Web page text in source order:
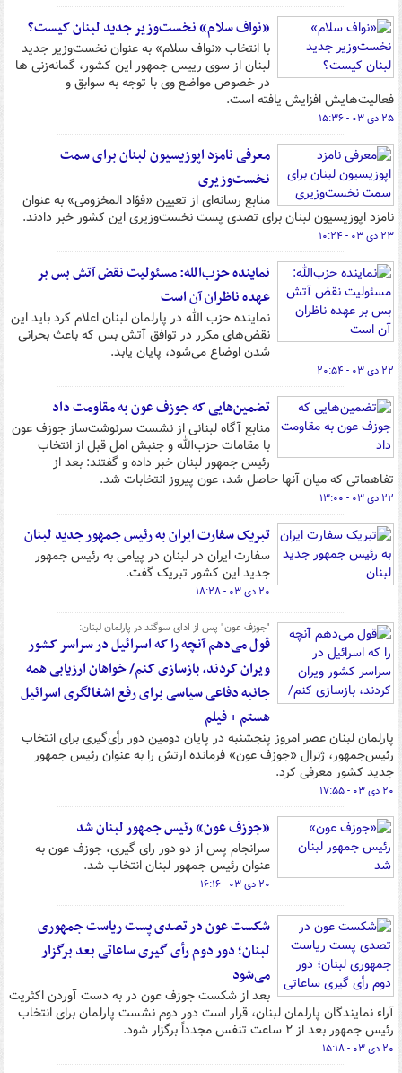
«نواف سلام» نخست‌وزیر جدید لبنان کیست؟
با انتخاب «نواف سلام» به عنوان نخست‌وزیر جدید
لبنان از سوی رییس جمهور این کشور، گمانه‌زنی ها
در خصوص مواضع وی با توجه به سوابق و
فعالیت‌هایش افزایش یافته است.
۲۵ دی ۰۳ - ۱۵:۳۶
معرفی نامزد اپوزیسیون لبنان برای سمت
نخست‌وزیری
منابع رسانه‌ای از تعیین «فؤاد المخزومی» به عنوان
نامزد اپوزیسیون لبنان برای تصدی پست نخست‌وزیری این کشور خبر دادند.
۲۳ دی ۰۳ - ۱۰:۲۴
نماینده حزب‌الله: مسئولیت نقض آتش بس بر
عهده ناظران آن است
نماینده حزب الله در پارلمان لبنان اعلام کرد باید این
نقض‌های مکرر در توافق آتش بس که باعث بحرانی
شدن اوضاع می‌شود، پایان یابد.
۲۲ دی ۰۳ - ۲۰:۵۴
تضمین‌هایی که جوزف عون به مقاومت داد
منابع آگاه لبنانی از نشست سرنوشت‌ساز جوزف عون
با مقامات حزب‌الله و جنبش امل قبل از انتخاب
رئیس جمهور لبنان خبر داده و گفتند: بعد از
تفاهماتی که میان آنها حاصل شد، عون پیروز انتخابات شد.
۲۲ دی ۰۳ - ۱۳:۰۰
تبریک سفارت ایران به رئیس جمهور جدید لبنان
سفارت ایران در لبنان در پیامی به رئیس جمهور
جدید این کشور تبریک گفت.
۲۰ دی ۰۳ - ۱۸:۲۸
"جوزف عون" پس از ادای سوگند در پارلمان لبنان:
قول می‌دهم آنچه را که اسرائیل در سراسر کشور
ویران کردند، بازسازی کنم/ خواهان ارزیابی همه
جانبه دفاعی سیاسی برای رفع اشغالگری اسرائیل
هستم + فیلم
پارلمان لبنان عصر امروز پنجشنبه در پایان دومین دور رأی‌گیری برای انتخاب
رئیس‌جمهور، ژنرال «جوزف عون» فرمانده ارتش را به عنوان رئیس جمهور
جدید کشور معرفی کرد.
۲۰ دی ۰۳ - ۱۷:۵۵
«جوزف عون» رئیس جمهور لبنان شد
سرانجام پس از دو دور رای گیری، جوزف عون به
عنوان رئیس جمهور لبنان انتخاب شد.
۲۰ دی ۰۳ - ۱۶:۱۶
شکست عون در تصدی پست ریاست جمهوری
لبنان؛ دور دوم رأی گیری ساعاتی بعد برگزار
می‌شود
بعد از شکست جوزف عون در به دست آوردن اکثریت
آراء نمایندگان پارلمان لبنان، قرار است دور دوم نشست پارلمان برای انتخاب
رئیس جمهور بعد از ۲ ساعت تنفس مجدداً برگزار شود.
۲۰ دی ۰۳ - ۱۵:۱۸